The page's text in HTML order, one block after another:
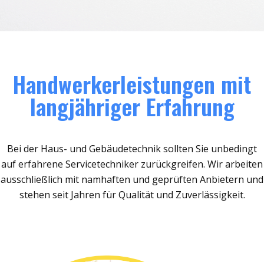
Handwerkerleistungen mit
langjähriger Erfahrung
Bei der Haus- und Gebäudetechnik sollten Sie unbedingt
auf erfahrene Servicetechniker zurückgreifen. Wir arbeiten
ausschließlich mit namhaften und geprüften Anbietern und
stehen seit Jahren für Qualität und Zuverlässigkeit.